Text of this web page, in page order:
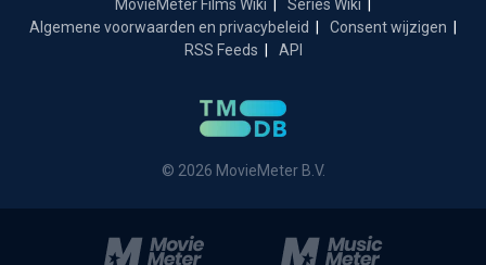
MovieMeter Films Wiki
Series Wiki
Algemene voorwaarden en privacybeleid
Consent wijzigen
RSS Feeds
API
© 2026 MovieMeter B.V.